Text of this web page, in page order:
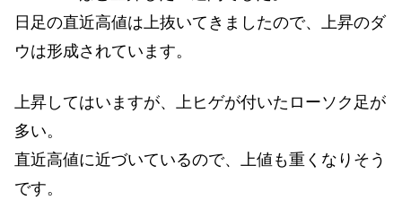
日足の直近高値は上抜いてきましたので、上昇のダ
ウは形成されています。
上昇してはいますが、上ヒゲが付いたローソク足が
多い。
直近高値に近づいているので、上値も重くなりそう
です。